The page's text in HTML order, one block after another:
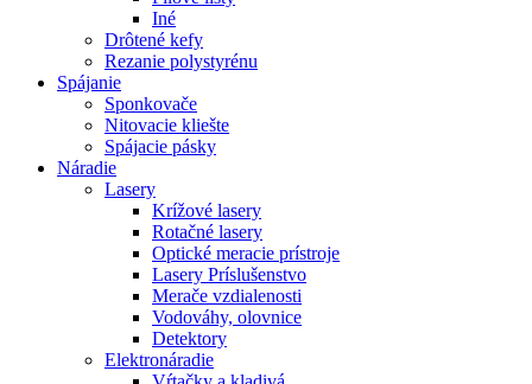
Iné
Drôtené kefy
Rezanie polystyrénu
Spájanie
Sponkovače
Nitovacie kliešte
Spájacie pásky
Náradie
Lasery
Krížové lasery
Rotačné lasery
Optické meracie prístroje
Lasery Príslušenstvo
Merače vzdialenosti
Vodováhy, olovnice
Detektory
Elektronáradie